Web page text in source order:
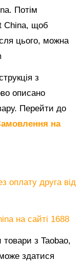
Потім
China, щоб
цього, можна
з
описано
Перейти до
на
оплату друга від
на сайті 1688
з Taobao,
здатися